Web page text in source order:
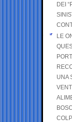
DEI
LE
UNA